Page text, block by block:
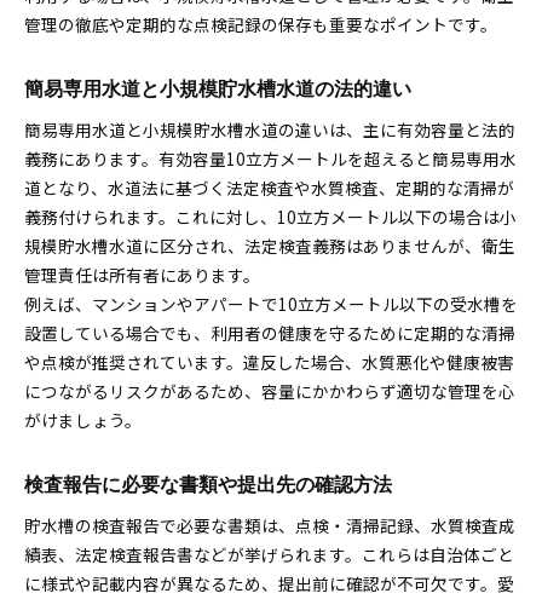
管理の徹底や定期的な点検記録の保存も重要なポイントです。
簡易専用水道と小規模貯水槽水道の法的違い
簡易専用水道と小規模貯水槽水道の違いは、主に有効容量と法的
義務にあります。有効容量10立方メートルを超えると簡易専用水
道となり、水道法に基づく法定検査や水質検査、定期的な清掃が
義務付けられます。これに対し、10立方メートル以下の場合は小
規模貯水槽水道に区分され、法定検査義務はありませんが、衛生
管理責任は所有者にあります。
例えば、マンションやアパートで10立方メートル以下の受水槽を
設置している場合でも、利用者の健康を守るために定期的な清掃
や点検が推奨されています。違反した場合、水質悪化や健康被害
につながるリスクがあるため、容量にかかわらず適切な管理を心
がけましょう。
検査報告に必要な書類や提出先の確認方法
貯水槽の検査報告で必要な書類は、点検・清掃記録、水質検査成
績表、法定検査報告書などが挙げられます。これらは自治体ごと
に様式や記載内容が異なるため、提出前に確認が不可欠です。愛